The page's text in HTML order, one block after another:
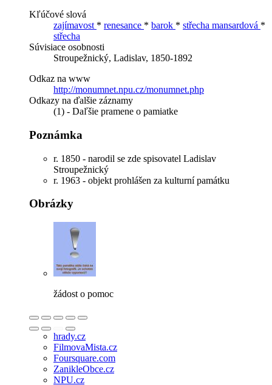
Kľúčové slová
zajímavost * renesance * barok * střecha mansardová *
střecha
Súvisiace osobnosti
Stroupežnický, Ladislav, 1850-1892
Odkaz na www
http://monumnet.npu.cz/monumnet.php
Odkazy na ďalšie záznamy
(1) - Daľšie pramene o pamiatke
Poznámka
r. 1850 - narodil se zde spisovatel Ladislav
Stroupežnický
r. 1963 - objekt prohlášen za kulturní památku
Obrázky
žádost o pomoc
hrady.cz
FilmovaMista.cz
Foursquare.com
ZanikleObce.cz
NPU.cz